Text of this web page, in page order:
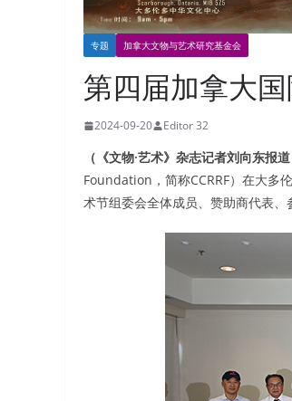
专题 加拿大文物与艺术研究基金会
第四届加拿大
2024-09-20 Editor 32
（《文物·艺术》杂志记者刘向东报道
Foundation，简称CCRRF）在大多
术节组委会全体成员、赞助商代表、